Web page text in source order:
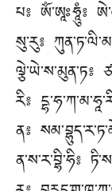
པ༔ ཨོཾ་ཨཱཿཧཱུཾ༔
སུ་རུ༔
ལྕེ་ཡེ་ས་མུན་ཏ༔
རི༔
ན༔
ན་ས་ར་བྷི་ཧི༔